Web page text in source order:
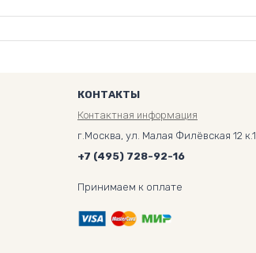
КОНТАКТЫ
Контактная информация
г.Москва, ул. Малая Филёвская 12 к.1
+7 (495) 728-92-16
Принимаем к оплате